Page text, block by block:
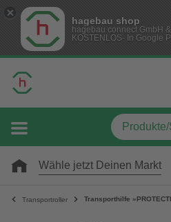
hagebau shop
hagebau connect GmbH
KOSTENLOS- In Google
Wähle jetzt Deinen Markt
Transportroller Transporthilfe